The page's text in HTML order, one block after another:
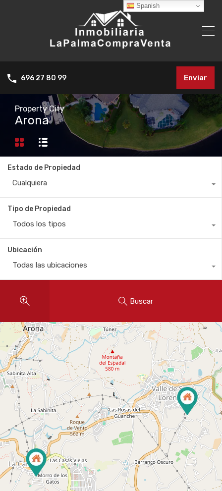
696 27 80 99 Enviar
Property City
Arona
Estado de Propiedad
Cualquiera
Tipo de Propiedad
Todos los tipos
Ubicación
Todas las ubicaciones
Buscar
Spanish